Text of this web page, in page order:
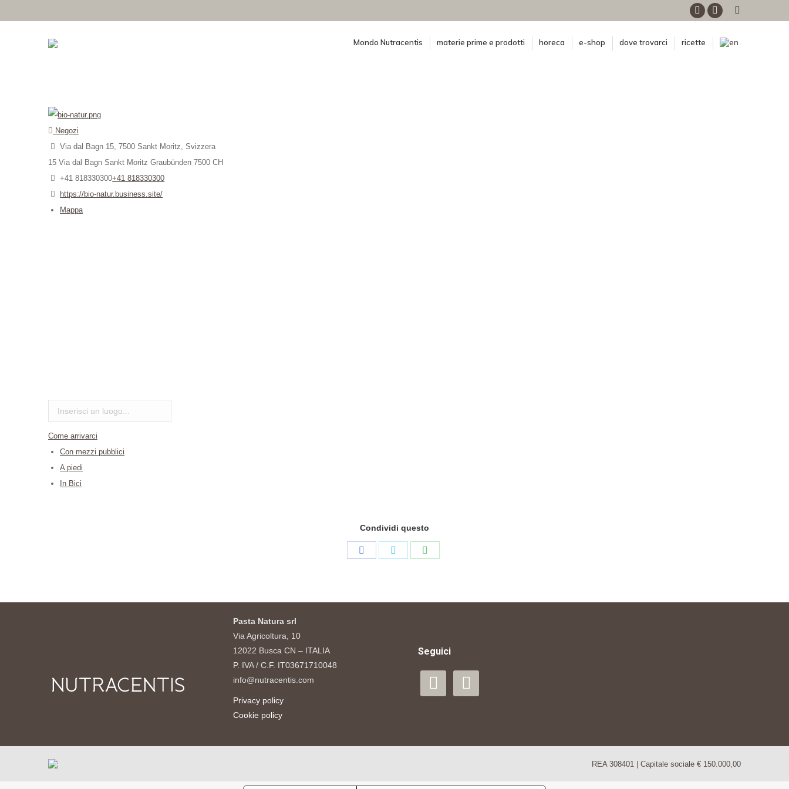
FacebookInstagram
Mondo Nutracentis materie prime e prodotti horeca e-shop dove trovarci ricette
Negozi
Via dal Bagn 15, 7500 Sankt Moritz, Svizzera
15 Via dal Bagn Sankt Moritz Graubünden 7500 CH
+41 818330300+41 818330300
https://bio-natur.business.site/
Mappa
Come arrivarci
Con mezzi pubblici
A piedi
In Bici
Condividi questo
Pasta Natura srl
Via Agricoltura, 10
12022 Busca CN – ITALIA
P. IVA / C.F. IT03671710048
info@nutracentis.com
Privacy policy
Cookie policy
Seguici
facebook instagram
REA 308401 | Capitale sociale € 150.000,00